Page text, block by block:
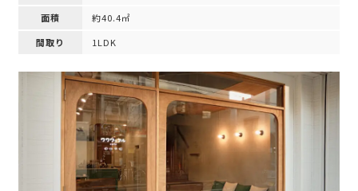
面積
約40.4㎡
間取り
1LDK